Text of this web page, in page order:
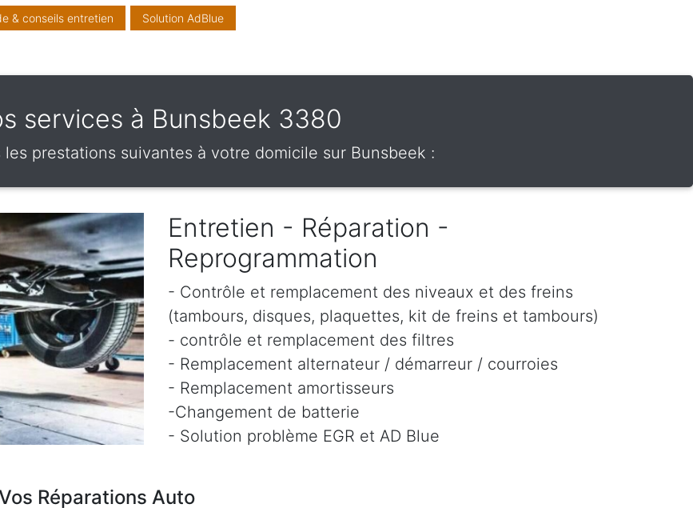
& conseils entretien Solution AdBlue
services à Bunsbeek 3380
les prestations suivantes à votre domicile sur Bunsbeek :
Entretien - Réparation -
Reprogrammation
- Contrôle et remplacement des niveaux et des freins
(tambours, disques, plaquettes, kit de freins et tambours)
- contrôle et remplacement des filtres
- Remplacement alternateur / démarreur / courroies
- Remplacement amortisseurs
-Changement de batterie
- Solution problème EGR et AD Blue
Réparations Auto